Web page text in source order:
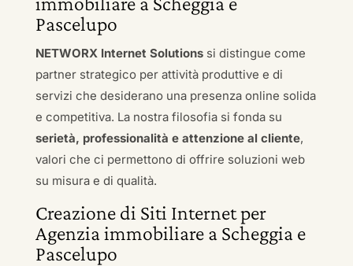
Pascelupo
NETWORX Internet Solutionssi distingue come
partner strategico per attività produttive e di
servizi che desiderano una presenza online solida
e competitiva. La nostra filosofia si fonda su
serietà, professionalità e attenzione al cliente,
valori che ci permettono di offrire soluzioni web
su misura e di qualità.
Creazione di Siti Internet per
Agenzia immobiliare a Scheggia e
Pascelupo